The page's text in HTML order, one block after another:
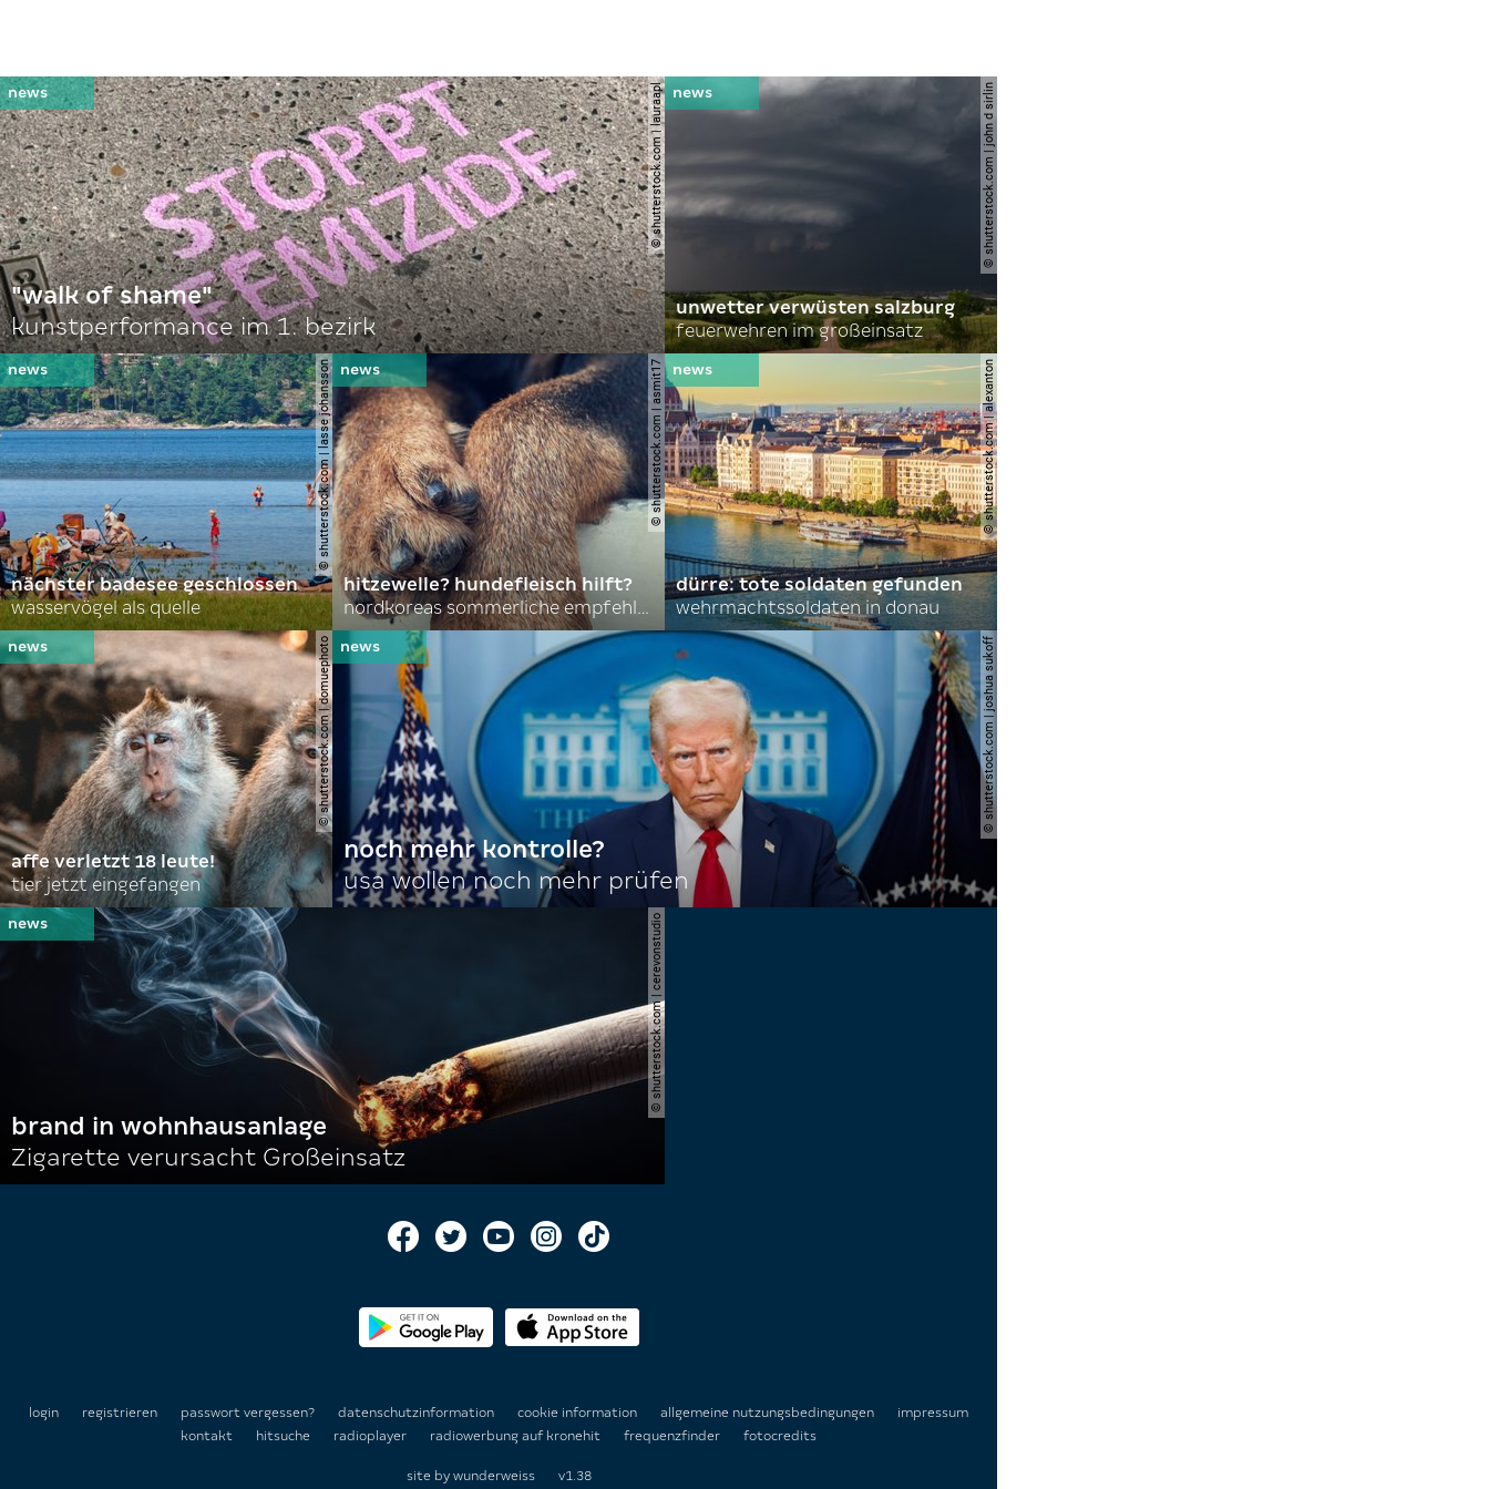
© shutterstock.com | lauraapl
"walk of shame"
kunstperformance im 1. bezirk
© shutterstock.com | john d sirlin
unwetter verwüsten salzburg
feuerwehren im großeinsatz
© shutterstock.com | lasse johansson
nächster badesee geschlossen
wasservögel als quelle
© shutterstock.com | asmit17
hitzewelle? hundefleisch hilft?
nordkoreas sommerliche empfehlungen
© shutterstock.com | alexanton
dürre: tote soldaten gefunden
wehrmachtssoldaten in donau
© shutterstock.com | domuephoto
affe verletzt 18 leute!
tier jetzt eingefangen
© shutterstock.com | joshua sukoff
noch mehr kontrolle?
usa wollen noch mehr prüfen
© shutterstock.com | cerevonstudio
brand in wohnhausanlage
Zigarette verursacht Großeinsatz
login registrieren passwort vergessen? datenschutzinformation cookie information allgemeine nutzungsbedingungen
impressum
kontakt
hitsuche radioplayer radiowerbung auf kronehit frequenzfinder fotocredits
site by wunderweiss v1.38